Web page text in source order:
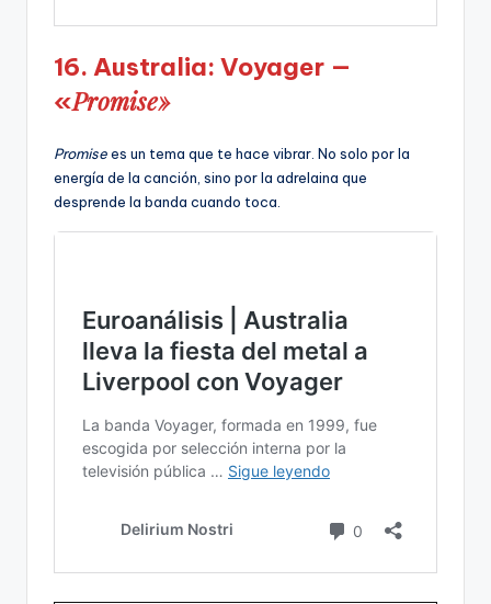
16. Australia: Voyager —
«Promise»
Promisees un tema que te hace vibrar. No solo por la
energía de la canción, sino por la adrelaina que
desprende la banda cuando toca.